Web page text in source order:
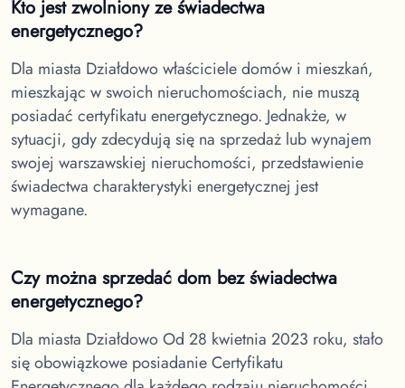
Kto jest zwolniony ze świadectwa
energetycznego?
Dla miasta Działdowowłaściciele domów i mieszkań,
mieszkając w swoich nieruchomościach, nie muszą
posiadać certyfikatu energetycznego. Jednakże, w
sytuacji, gdy zdecydują się na sprzedaż lub wynajem
swojej warszawskiej nieruchomości, przedstawienie
świadectwa charakterystyki energetycznej jest
wymagane.
Czy można sprzedać dom bez świadectwa
energetycznego?
Dla miasta DziałdowoOd 28 kwietnia 2023 roku, stało
się obowiązkowe posiadanie Certyfikatu